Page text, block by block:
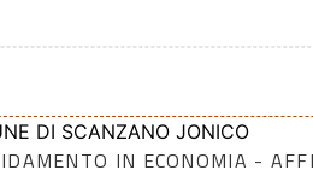
DI SCANZANO JONICO
IN ECONOMIA -